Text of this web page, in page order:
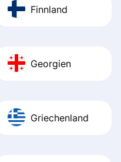
Finnland
Georgien
Griechenland